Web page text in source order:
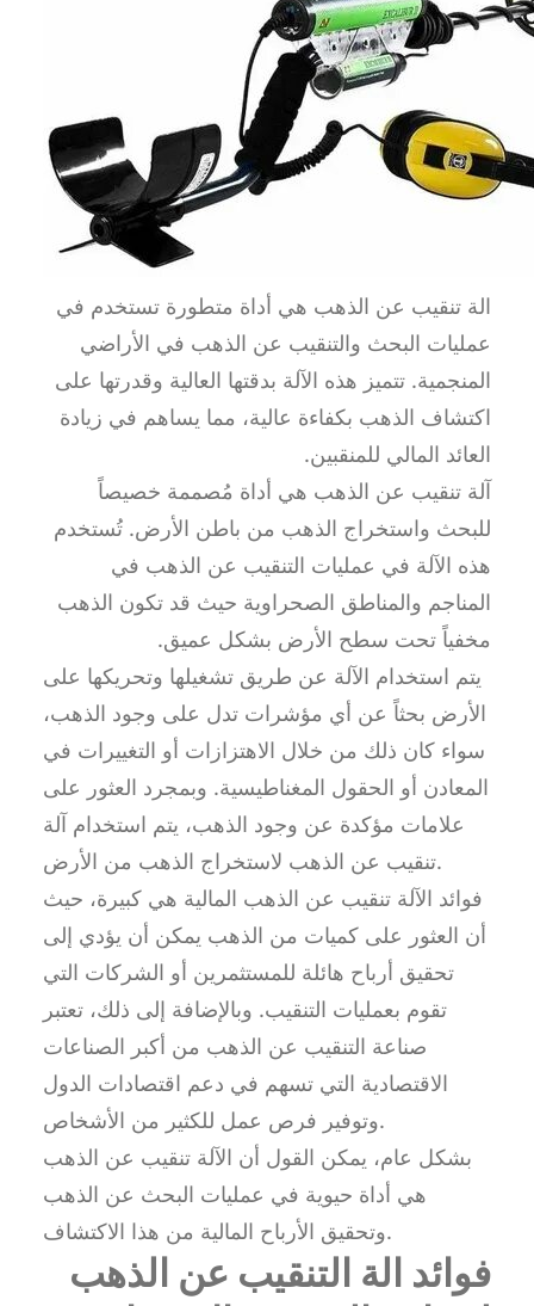
الة تنقيب عن الذهب هي أداة متطورة تستخدم في
عمليات البحث والتنقيب عن الذهب في الأراضي
المنجمية. تتميز هذه الآلة بدقتها العالية وقدرتها على
اكتشاف الذهب بكفاءة عالية، مما يساهم في زيادة
العائد المالي للمنقبين.
آلة تنقيب عن الذهب هي أداة مُصممة خصيصاً
للبحث واستخراج الذهب من باطن الأرض. تُستخدم
هذه الآلة في عمليات التنقيب عن الذهب في
المناجم والمناطق الصحراوية حيث قد تكون الذهب
مخفياً تحت سطح الأرض بشكل عميق.
يتم استخدام الآلة عن طريق تشغيلها وتحريكها على
الأرض بحثاً عن أي مؤشرات تدل على وجود الذهب،
سواء كان ذلك من خلال الاهتزازات أو التغييرات في
المعادن أو الحقول المغناطيسية. وبمجرد العثور على
علامات مؤكدة عن وجود الذهب، يتم استخدام آلة
تنقيب عن الذهب لاستخراج الذهب من الأرض.
فوائد الآلة تنقيب عن الذهب المالية هي كبيرة، حيث
أن العثور على كميات من الذهب يمكن أن يؤدي إلى
تحقيق أرباح هائلة للمستثمرين أو الشركات التي
تقوم بعمليات التنقيب. وبالإضافة إلى ذلك، تعتبر
صناعة التنقيب عن الذهب من أكبر الصناعات
الاقتصادية التي تسهم في دعم اقتصادات الدول
وتوفير فرص عمل للكثير من الأشخاص.
بشكل عام، يمكن القول أن الآلة تنقيب عن الذهب
هي أداة حيوية في عمليات البحث عن الذهب
وتحقيق الأرباح المالية من هذا الاكتشاف.
فوائد الة التنقيب عن الذهب